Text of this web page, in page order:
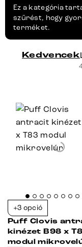
Ez a kategória
szűrést, hogy
terméket.
Kedvencek
+3 opció
Puff Clovis
kinézet B98 x
modul